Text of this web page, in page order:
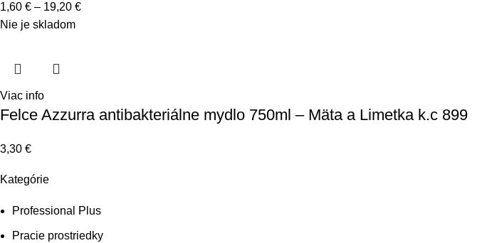
1,60 € – 19,20 €
Nie je skladom
Viac info
Felce Azzurra antibakteriálne mydlo 750ml – Mäta a Limetka k.c 899
3,30 €
Kategórie
Professional Plus
Pracie prostriedky